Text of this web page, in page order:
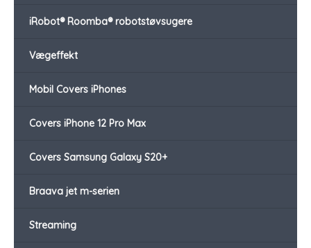
iRobot® Roomba® robotstøvsugere
Vægeffekt
Mobil Covers iPhones
Covers iPhone 12 Pro Max
Covers Samsung Galaxy S20+
Braava jet m-serien
Streaming